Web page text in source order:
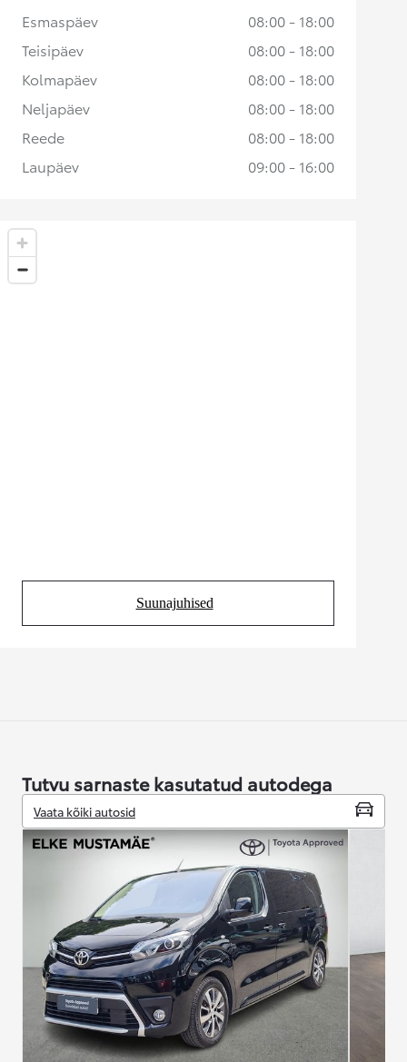
Suunajuhised
(Opens in new tab)
Esmaspäev
08:00 - 18:00
Teisipäev
08:00 - 18:00
Kolmapäev
08:00 - 18:00
Neljapäev
08:00 - 18:00
Reede
08:00 - 18:00
Laupäev
09:00 - 16:00
Tutvu sarnaste kasutatud autodega
Vaata kõiki autosid